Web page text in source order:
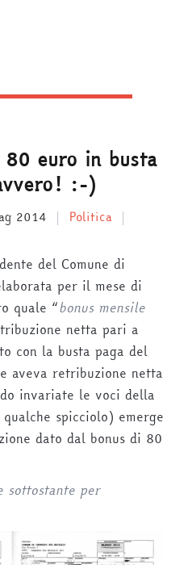
euro in busta
:-)
2014
Politica
del Comune di
per il mese di
quale “bonus mensile
netta pari a
con la busta paga del
aveva retribuzione netta
invariate le voci della
spicciolo) emerge
dato dal bonus di 80
sottostante per